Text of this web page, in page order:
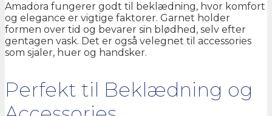
Amadora fungerer godt til beklædning, hvor komfort
og elegance er vigtige faktorer. Garnet holder
formen over tid og bevarer sin blødhed, selv efter
gentagen vask. Det er også velegnet til accessories
som sjaler, huer og handsker.
Perfekt til Beklædning og